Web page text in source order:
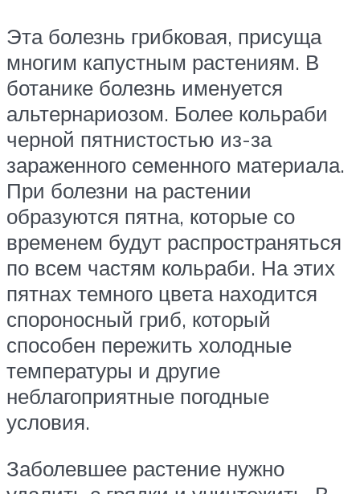
Эта болезнь грибковая, присуща
многим капустным растениям. В
ботанике болезнь именуется
альтернариозом. Более кольраби
черной пятнистостью из-за
зараженного семенного материала.
При болезни на растении
образуются пятна, которые со
временем будут распространяться
по всем частям кольраби. На этих
пятнах темного цвета находится
спороносный гриб, который
способен пережить холодные
температуры и другие
неблагоприятные погодные
условия.
Заболевшее растение нужно